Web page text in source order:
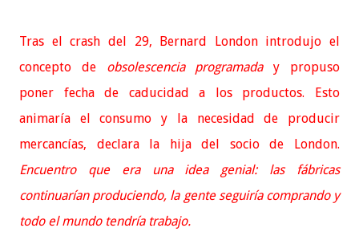
Tras el crash del 29, Bernard London introdujo el
concepto de obsolescencia programaday propuso
poner fecha de caducidad a los productos. Esto
animaría el consumo y la necesidad de producir
mercancías, declara la hija del socio de London.
Encuentro que era una idea genial: las fábricas
continuarían produciendo, la gente seguiría comprando y
todo el mundo tendría trabajo.